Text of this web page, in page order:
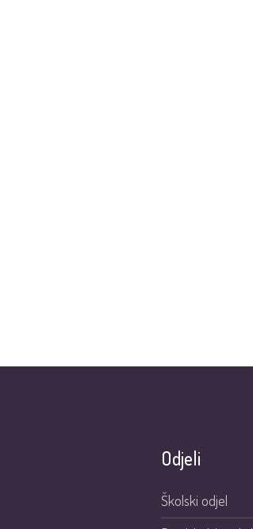
Odjeli
Školski odjel